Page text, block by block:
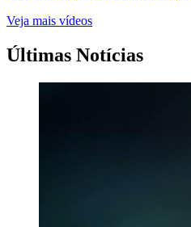
Veja mais vídeos
Últimas Notícias